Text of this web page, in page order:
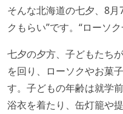
そんな北海道の七夕、8
クもらい”です。“ローソ
七夕の夕方、子どもたち
を回り、ローソクやお菓
す。子どもの年齢は就学
浴衣を着たり、缶灯籠や